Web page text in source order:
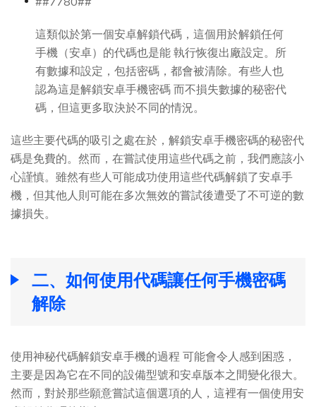
這類似於第一個安卓解鎖代碼，這個用於解鎖任何
手機（安卓）的代碼也是能 執行恢復出廠設定。所
有數據和設定，包括密碼，都會被清除。有些人也
認為這是解鎖安卓手機密碼 而不損失數據的秘密代
碼，但這更多取決於不同的情況。
這些主要代碼的吸引之處在於，解鎖安卓手機密碼的秘密代
碼是免費的。然而，在嘗試使用這些代碼之前，我們應該小
心謹慎。雖然有些人可能成功使用這些代碼解鎖了安卓手
機，但其他人則可能在多次無效的嘗試後遭受了不可逆的數
據損失。
二、如何使用代碼讓任何手機密碼
解除
使用神秘代碼解鎖安卓手機的過程 可能會令人感到困惑，
主要是因為它在不同的設備型號和安卓版本之間變化很大。
然而，對於那些願意嘗試這個選項的人，這裡有一個使用安